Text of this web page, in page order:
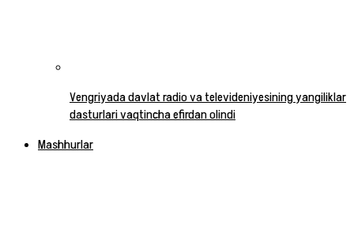
Vengriyada davlat radio va televideniyesining yangiliklar
dasturlari vaqtincha efirdan olindi
Mashhurlar